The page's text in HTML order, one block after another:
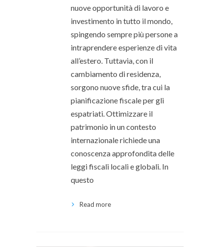
nuove opportunità di lavoro e
investimento in tutto il mondo,
spingendo sempre più persone a
intraprendere esperienze di vita
all’estero. Tuttavia, con il
cambiamento di residenza,
sorgono nuove sfide, tra cui la
pianificazione fiscale per gli
espatriati. Ottimizzare il
patrimonio in un contesto
internazionale richiede una
conoscenza approfondita delle
leggi fiscali locali e globali. In
questo
Read more